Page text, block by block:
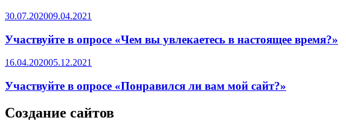
Опубликовано
30.07.202009.04.2021
Участвуйте в опросе «Чем вы увлекаетесь в настоящее время?»
Опубликовано
16.04.202005.12.2021
Участвуйте в опросе «Понравился ли вам мой сайт?»
Создание сайтов